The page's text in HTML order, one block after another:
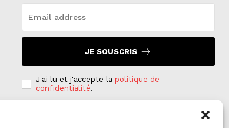
JE SOUSCRIS
J'ai lu et j'accepte la politique de
confidentialité.